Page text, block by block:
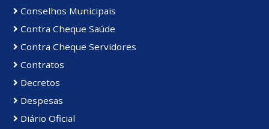
Conselhos Municipais
Contra Cheque Saúde
Contra Cheque Servidores
Contratos
Decretos
Despesas
Diário Oficial